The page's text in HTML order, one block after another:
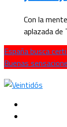
Con la
aplazada de
España busca
Buenas